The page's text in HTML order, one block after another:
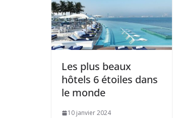
Les plus beaux
hôtels 6 étoiles dans
le monde
10 janvier 2024